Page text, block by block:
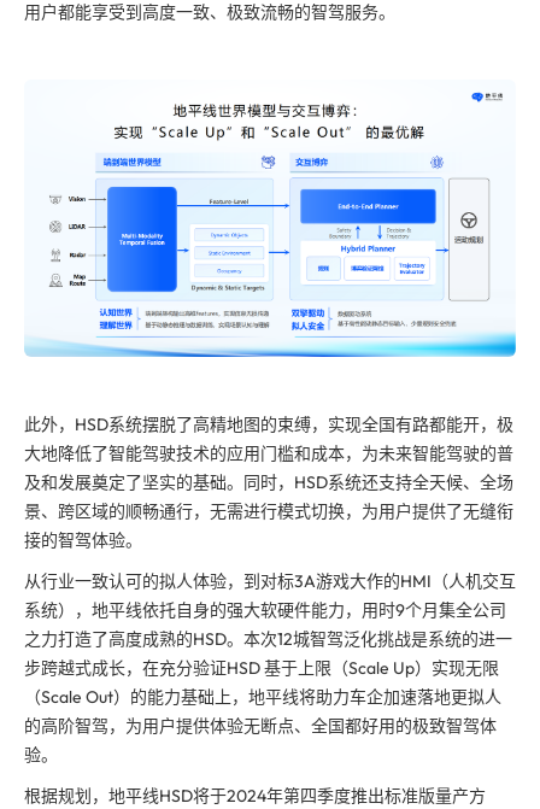
用户都能享受到高度一致、 极致流畅的智驾服务。
此外，HSD系统摆脱了高精地图的束缚，实现全国有路都能开，极
大地降低了智能驾驶技术的应用门槛和成本，为未来智能驾驶的普
及和发展奠定了坚实的基础。同时，HSD系统还支持全天候、全场
景、跨区域的顺畅通行，无需进行模式切换，为用户提供了无缝衔
接的智驾体验。
从行业一致认可的拟人体验，到对标3A游戏大作的HMI（人机交互
系统），地平线依托自身的强大软硬件能力，用时9个月集全公司
之力打造了高度成熟的HSD。本次12城智驾泛化挑战是系统的进一
步跨越式成长，在充分验证HSD 基于上限（Scale Up）实现无限
（Scale Out）的能力基础上，地平线将助力车企加速落地更拟人
的高阶智驾，为用户提供体验无断点、全国都好用的极致智驾体
验。
根据规划，地平线HSD将于2024年第四季度推出标准版量产方